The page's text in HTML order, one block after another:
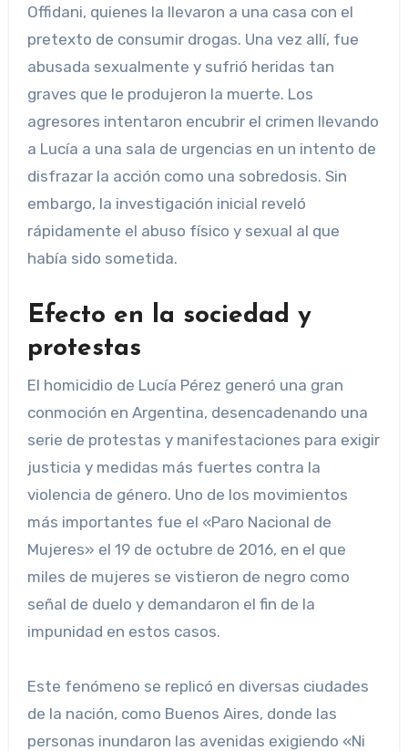
Offidani, quienes la llevaron a una casa con el
pretexto de consumir drogas. Una vez allí, fue
abusada sexualmente y sufrió heridas tan
graves que le produjeron la muerte. Los
agresores intentaron encubrir el crimen llevando
a Lucía a una sala de urgencias en un intento de
disfrazar la acción como una sobredosis. Sin
embargo, la investigación inicial reveló
rápidamente el abuso físico y sexual al que
había sido sometida.
Efecto en la sociedad y
protestas
El homicidio de Lucía Pérez generó una gran
conmoción en Argentina, desencadenando una
serie de protestas y manifestaciones para exigir
justicia y medidas más fuertes contra la
violencia de género. Uno de los movimientos
más importantes fue el «Paro Nacional de
Mujeres» el 19 de octubre de 2016, en el que
miles de mujeres se vistieron de negro como
señal de duelo y demandaron el fin de la
impunidad en estos casos.
Este fenómeno se replicó en diversas ciudades
de la nación, como Buenos Aires, donde las
personas inundaron las avenidas exigiendo «Ni